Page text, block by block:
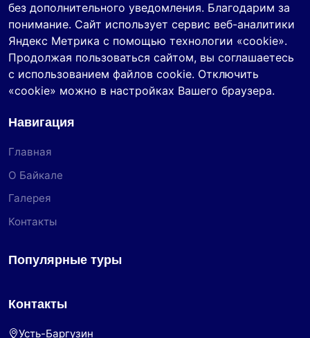
без дополнительного уведомления. Благодарим за
понимание. Сайт использует сервис веб-аналитики
Яндекс Метрика с помощью технологии «cookie».
Продолжая пользоваться сайтом, вы соглашаетесь
с использованием файлов cookie. Отключить
«cookie» можно в настройках Вашего браузера.
Навигация
Главная
О Байкале
Галерея
Контакты
Популярные туры
Контакты
Усть-Баргузин